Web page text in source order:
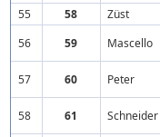
55
58 Züst
56
59 Mascello
57 60 Peter
58 61 Schneider